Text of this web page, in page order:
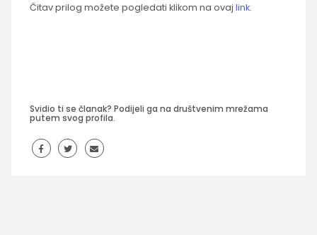
Čitav prilog možete pogledati klikom na ovaj link.
Svidio ti se članak? Podijeli ga na društvenim mrežama
putem svog profila.